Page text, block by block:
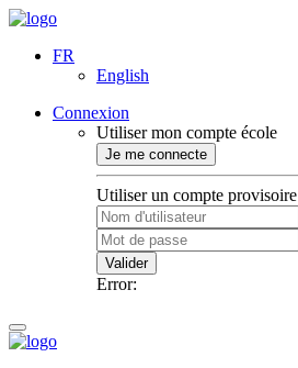
FR
English
Connexion
Utiliser mon compte école
Je me connecte
Utiliser un compte provisoire
Valider
Error: